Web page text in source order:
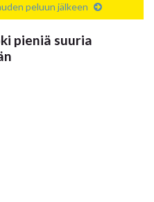
peluun jälkeen
pieniä suuria